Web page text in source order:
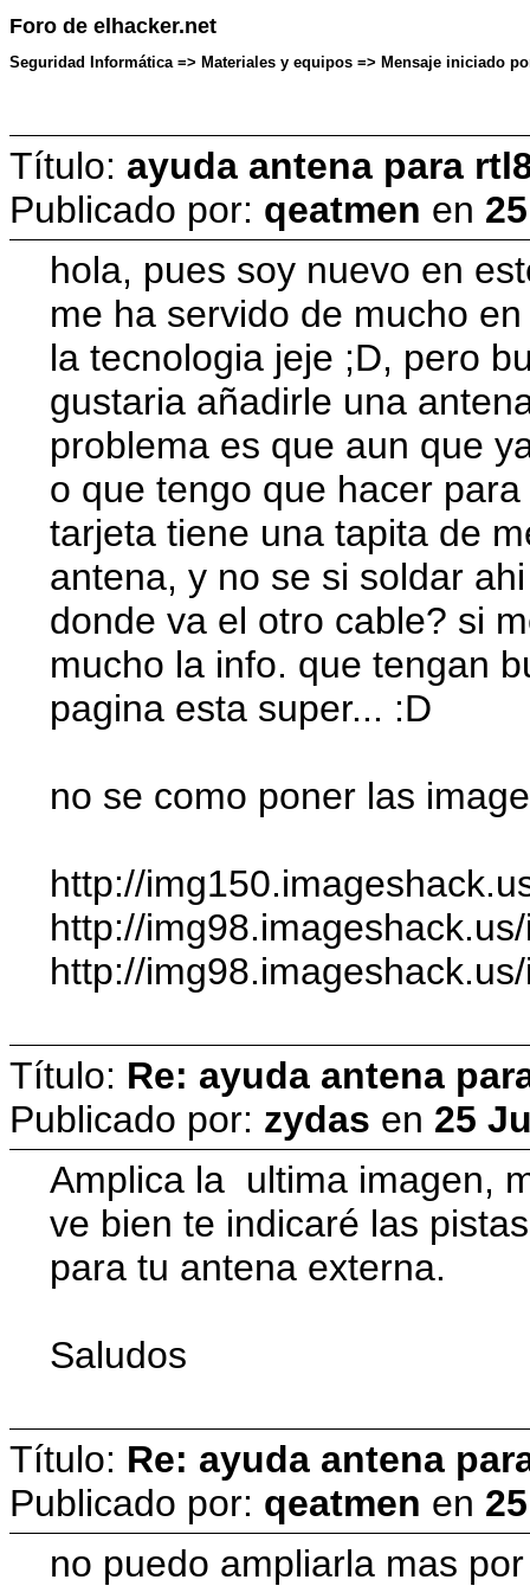
Foro de elhacker.net
Seguridad Informática => Materiales y equipos => Mensaje iniciado
Título: ayuda antena para
Publicado por: qeatmen en
hola, pues soy nuevo en
me ha servido de mucho
la tecnologia jeje ;D, pero
gustaria añadirle una
problema es que aun que
o que tengo que hacer
tarjeta tiene una tapita de
antena, y no se si soldar
donde va el otro cable? si
mucho la info. que tengan
pagina esta super... :D
no se como poner las
http://
http://
http://
Título: Re: ayuda antena
Publicado por: zydas en 25
Amplica la ultima imagen,
ve bien te indicaré las
para tu antena externa.
Saludos
Título: Re: ayuda antena
Publicado por: qeatmen en
no puedo ampliarla mas